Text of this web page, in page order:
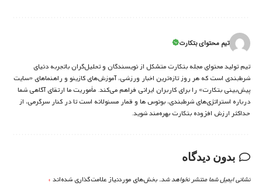
تیم محتوای بتکارت
تیم تولید محتوای مجله بتکارت متشکل از نویسندگان و تحلیل‌گران باتجربه دنیای
شرط‌بندی است که هر روز تازه‌ترین اخبار ورزشی، آموزش‌های کازینو و راهنماهای «سایت
پیش‌بینی بتکارت» را برای کاربران ایرانی فراهم می‌کند. مأموریت ما ارتقای آگاهی شما
درباره استراتژی‌های شرطبندی، بونوس ها و قمار مسئولانه است تا در کنار سرگرمی، از
حداکثر ارزش افزوده بتکارت بهره‌مند شوید.
بدون دیدگاه
نشانی ایمیل شما منتشر نخواهد شد. بخش‌های موردنیاز علامت‌گذاری شده‌اند*